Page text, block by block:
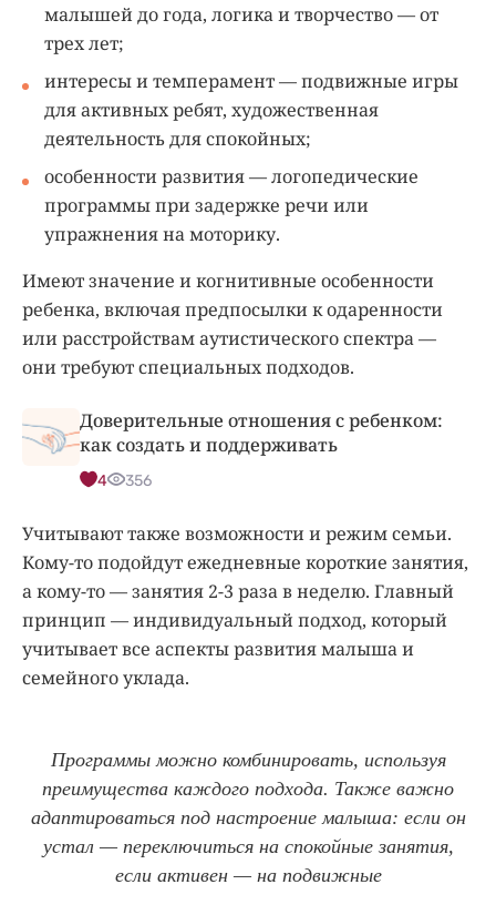
малышей до года, логика и творчество — от
трех лет;
интересы и темперамент — подвижные игры
для активных ребят, художественная
деятельность для спокойных;
особенности развития — логопедические
программы при задержке речи или
упражнения на моторику.
Имеют значение и когнитивные особенности
ребенка, включая предпосылки к одаренности
или расстройствам аутистического спектра —
они требуют специальных подходов.
Доверительные отношения с ребенком:
как создать и поддерживать
4 356
Учитывают также возможности и режим семьи.
Кому-то подойдут ежедневные короткие занятия,
а кому-то — занятия 2-3 раза в неделю. Главный
принцип — индивидуальный подход, который
учитывает все аспекты развития малыша и
семейного уклада.
Программы можно комбинировать, используя
преимущества каждого подхода. Также важно
адаптироваться под настроение малыша: если он
устал — переключиться на спокойные занятия,
если активен — на подвижные